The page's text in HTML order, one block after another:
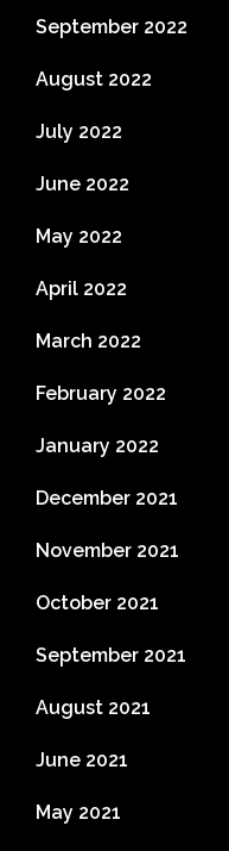
September 2022
August 2022
July 2022
June 2022
May 2022
April 2022
March 2022
February 2022
January 2022
December 2021
November 2021
October 2021
September 2021
August 2021
June 2021
May 2021